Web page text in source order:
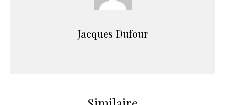
Jacques Dufour